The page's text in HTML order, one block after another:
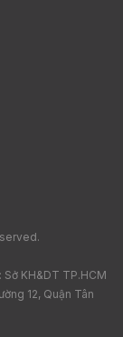
KH&DT TP.HCM
12, Quận Tân